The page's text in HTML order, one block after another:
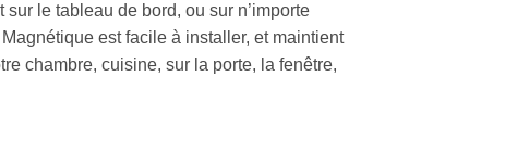
le tableau de bord, ou sur n’importe
est facile à installer, et maintient
chambre, cuisine, sur la porte, la fenêtre,